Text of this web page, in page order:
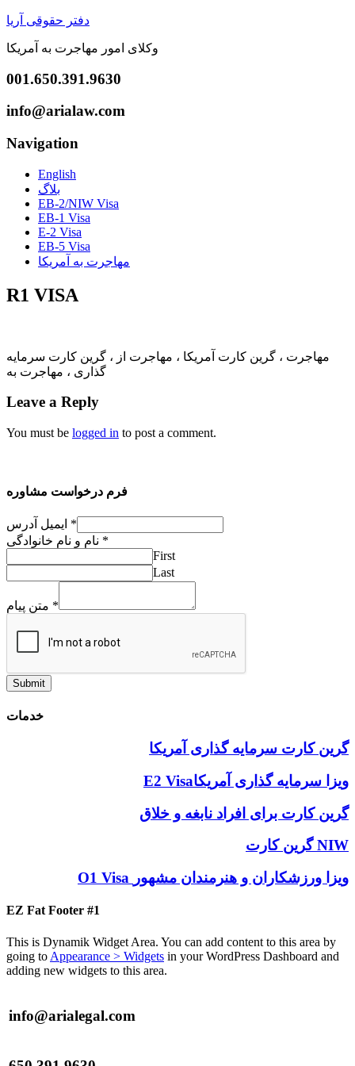
دفتر حقوقی آریا
وکلای امور مهاجرت به آمریکا
001.650.391.9630
info@arialaw.com
Navigation
English
بلاگ
EB-2/NIW Visa
EB-1 Visa
E-2 Visa
EB-5 Visa
مهاجرت به آمریکا
R1 VISA
مهاجرت ، گرین کارت آمریکا ، مهاجرت از ، گرین کارت سرمایه
گذاری ، مهاجرت به
Leave a Reply
You must be logged in to post a comment.
فرم درخواست مشاوره
*
*
First
Last
*
Submit
خدمات
گرین کارت سرمایه‌ گذاری آمریکا
E2 Visaویزا سرمایه گذاری آمریکا
گرین کارت برای افراد نابغه و خلاق
گرین کارت NIW
O1 Visa ویزا ورزشکاران و هنرمندان مشهور
EZ Fat Footer #1
This is Dynamik Widget Area. You can add content to this area by
going to Appearance > Widgets in your WordPress Dashboard and
adding new widgets to this area.
info@arialegal.com